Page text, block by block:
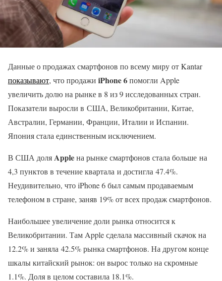
Данные о продажах смартфонов по всему миру от Kantar
показывают, что продажи iPhone 6помогли Apple
увеличить долю на рынке в 8 из 9 исследованных стран.
Показатели выросли в США, Великобритании, Китае,
Австралии, Германии, Франции, Италии и Испании.
Япония стала единственным исключением.
В США доляAppleна рынке смартфонов стала больше на
4,3 пунктов в течение квартала и достигла 47.4%.
Неудивительно, что iPhone 6 был самым продаваемым
телефоном в стране, заняв 19% от всех продаж смартфонов.
Наибольшее увеличение доли рынка относится к
Великобритании. Там Apple сделала массивный скачок на
12.2% и заняла 42.5% рынка смартфонов. На другом конце
шкалы китайский рынок: он вырос только на скромные
1.1%. Доля в целом составила 18.1%.